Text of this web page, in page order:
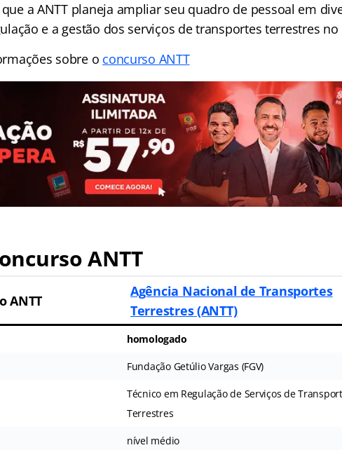
a ANTT planeja ampliar seu quadro de pessoal em
e a gestão dos serviços de transportes terrestres no
sobre o concurso ANTT
ANTT
ANTT
Agência Nacional de Transportes
Terrestres(ANTT)
homologado
Fundação Getúlio Vargas (FGV)
Técnico em Regulação de Serviços de
Terrestres
nível médio